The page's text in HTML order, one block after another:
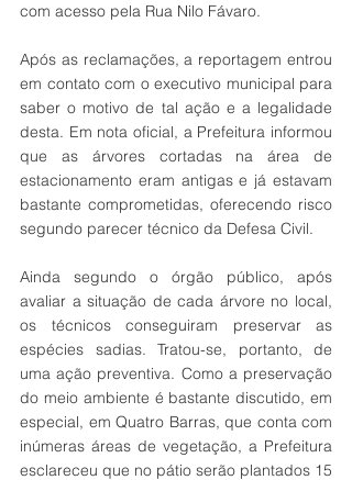
com acesso pela Rua Nilo Fávaro.
Após as reclamações, a reportagem entrou
em contato com o executivo municipal para
saber o motivo de tal ação e a legalidade
desta. Em nota oficial, a Prefeitura informou
que as árvores cortadas na área de
estacionamento eram antigas e já estavam
bastante comprometidas, oferecendo risco
segundo parecer técnico da Defesa Civil.
Ainda segundo o órgão público, após
avaliar a situação de cada árvore no local,
os técnicos conseguiram preservar as
espécies sadias. Tratou-se, portanto, de
uma ação preventiva. Como a preservação
do meio ambiente é bastante discutido, em
especial, em Quatro Barras, que conta com
inúmeras áreas de vegetação, a Prefeitura
esclareceu que no pátio serão plantados 15